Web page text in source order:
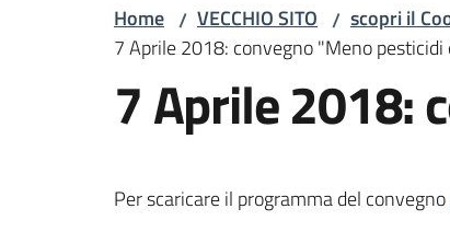
Home / VECCHIO SITO / scopri il
7 Aprile 2018: convegno "Meno
7 Aprile 2018:
Per scaricare il programma del convegno